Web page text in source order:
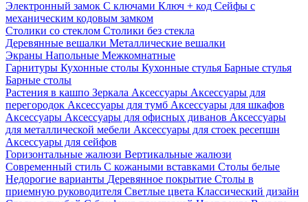
Электронный замок С ключами Ключ + код Сейфы с
механическим кодовым замком
Столики со стеклом Столики без стекла
Деревянные вешалки Металлические вешалки
Экраны Напольные Межкомнатные
Гарнитуры Кухонные столы Кухонные стулья Барные стулья
Барные столы
Растения в кашпо Зеркала Аксессуары Аксессуары для
перегородок Аксессуары для тумб Аксессуары для шкафов
Аксессуары Аксессуары для офисных диванов Аксессуары
для металлической мебели Аксессуары для стоек ресепшн
Аксессуары для сейфов
Горизонтальные жалюзи Вертикальные жалюзи
Современный стиль С кожаными вставками Столы белые
Недорогие варианты Деревянное покрытие Столы в
приемную руководителя Светлые цвета Классический дизайн